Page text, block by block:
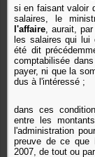
si en faisant valoir
salaires, le
l'affaire, aurait,
les salaires qui
été dit
comptabilisée
payer, ni que la
dus à l'intéressé ;
dans ces
entre les
l'administration
preuve de ce que
2007, de tout ou